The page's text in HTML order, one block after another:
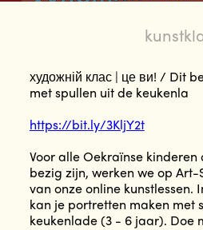
художній клас | це ви! / Dit
met spullen uit de keukenla
https://bit.ly/3KljY2t
Voor alle Oekraïnse
bezig zijn, werken we op
van onze online kunstlessen.
kan je portretten maken met
keukenlade (3 - 6 jaar). Doe